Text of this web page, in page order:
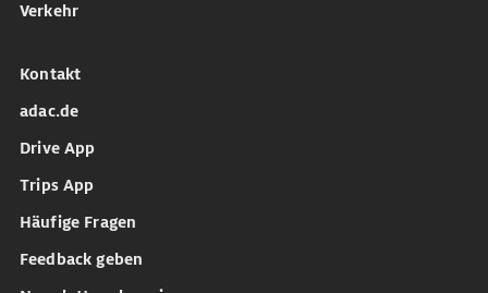
Verkehr
Kontakt
adac.de
Drive App
Trips App
Häufige Fragen
Feedback geben